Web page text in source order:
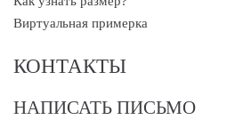
Виртуальная примерка
КОНТАКТЫ
НАПИСАТЬ ПИСЬМО